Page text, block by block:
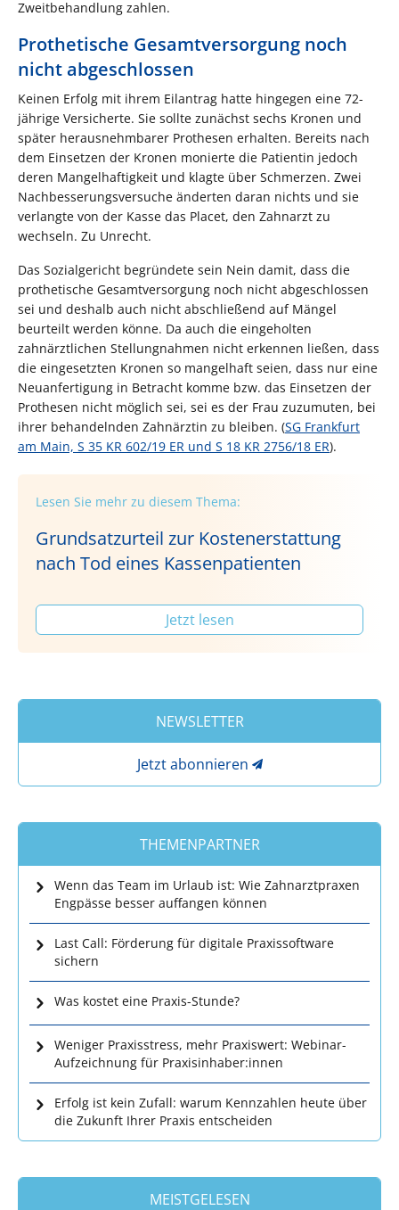
Zweitbehandlung zahlen.
Prothetische Gesamtversorgung noch
nicht abgeschlossen
Keinen Erfolg mit ihrem Eilantrag hatte hingegen eine 72-
jährige Versicherte. Sie sollte zunächst sechs Kronen und
später herausnehmbarer Prothesen erhalten. Bereits nach
dem Einsetzen der Kronen monierte die Patientin jedoch
deren Mangelhaftigkeit und klagte über Schmerzen. Zwei
Nachbesserungsversuche änderten daran nichts und sie
verlangte von der Kasse das Placet, den Zahnarzt zu
wechseln. Zu Unrecht.
Das Sozialgericht begründete sein Nein damit, dass die
prothetische Gesamtversorgung noch nicht abgeschlossen
sei und deshalb auch nicht abschließend auf Mängel
beurteilt werden könne. Da auch die eingeholten
zahnärztlichen Stellungnahmen nicht erkennen ließen, dass
die eingesetzten Kronen so mangelhaft seien, dass nur eine
Neuanfertigung in Betracht komme bzw. das Einsetzen der
Prothesen nicht möglich sei, sei es der Frau zuzumuten, bei
ihrer behandelnden Zahnärztin zu bleiben. (SG Frankfurt
am Main, S 35 KR 602/19 ER und S 18 KR 2756/18 ER).
Lesen Sie mehr zu diesem Thema:
Grundsatzurteil zur Kostenerstattung
nach Tod eines Kassenpatienten
Jetzt lesen
NEWSLETTER
Jetzt abonnieren
THEMENPARTNER
Wenn das Team im Urlaub ist: Wie Zahnarztpraxen
Engpässe besser auffangen können
Last Call: Förderung für digitale Praxissoftware
sichern
Was kostet eine Praxis-Stunde?
Weniger Praxisstress, mehr Praxiswert: Webinar-
Aufzeichnung für Praxisinhaber:innen
Erfolg ist kein Zufall: warum Kennzahlen heute über
die Zukunft Ihrer Praxis entscheiden
MEISTGELESEN